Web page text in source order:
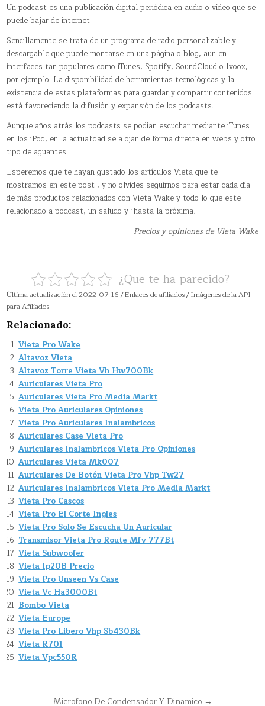
Un podcast es una publicación digital periódica en audio o vídeo que se
puede bajar de internet.
Sencillamente se trata de un programa de radio personalizable y
descargable que puede montarse en una página o blog, aun en
interfaces tan populares como iTunes, Spotify, SoundCloud o Ivoox,
por ejemplo. La disponibilidad de herramientas tecnológicas y la
existencia de estas plataformas para guardar y compartir contenidos
está favoreciendo la difusión y expansión de los podcasts.
Aunque años atrás los podcasts se podían escuchar mediante iTunes
en los iPod, en la actualidad se alojan de forma directa en webs y otro
tipo de aguantes.
Esperemos que te hayan gustado los artículos Vieta que te
mostramos en este post , y no olvides seguirnos para estar cada día
de más productos relacionados con Vieta Wake y todo lo que este
relacionado a podcast, un saludo y ¡hasta la próxima!
Precios y opiniones de Vieta Wake
¿Que te ha parecido?
Última actualización el 2022-07-16 / Enlaces de afiliados / Imágenes de la API
para Afiliados
Relacionado:
Vieta Pro Wake
Altavoz Vieta
Altavoz Torre Vieta Vh Hw700Bk
Auriculares Vieta Pro
Auriculares Vieta Pro Media Markt
Vieta Pro Auriculares Opiniones
Vieta Pro Auriculares Inalambricos
Auriculares Case Vieta Pro
Auriculares Inalambricos Vieta Pro Opiniones
Auriculares Vieta Mk007
Auriculares De Botón Vieta Pro Vhp Tw27
Auriculares Inalambricos Vieta Pro Media Markt
Vieta Pro Cascos
Vieta Pro El Corte Ingles
Vieta Pro Solo Se Escucha Un Auricular
Transmisor Vieta Pro Route Mfv 777Bt
Vieta Subwoofer
Vieta Ip20B Precio
Vieta Pro Unseen Vs Case
Vieta Vc Ha3000Bt
Bombo Vieta
Vieta Europe
Vieta Pro Libero Vhp Sb430Bk
Vieta R701
Vieta Vpc550R
Microfono De Condensador Y Dinamico →